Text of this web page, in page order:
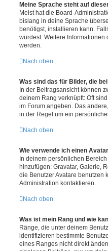
Meine Sprache steht auf
Meist hat die Board-
bislang in deine Sprache
benötigst, installieren kann.
würdest. Weitere Informationen
werden.
Nach oben
Was sind das für Bilder, die
In der Beitragsansicht können
deinem Rang verknüpft: Oft
im Forum angeben. Das
in der Regel um ein
Nach oben
Wie verwende ich einen
In deinem persönlichen
hinzufügen: Gravatar, Galerie,
die Benutzer Avatare benutzen
Administration kontaktieren.
Nach oben
Was ist mein Rang und wie
Ränge, die unter deinem
identifizieren bestimmte
eines Ranges nicht direkt